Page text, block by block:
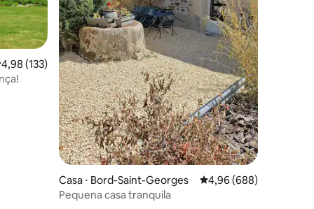
de uma avaliação média de 5, 133 avaliações
4,98 (133)
Casa ⋅ Bord-Saint-Georges 4,96 de uma avaliação
4,96 (688)
Pequena casa tranquila